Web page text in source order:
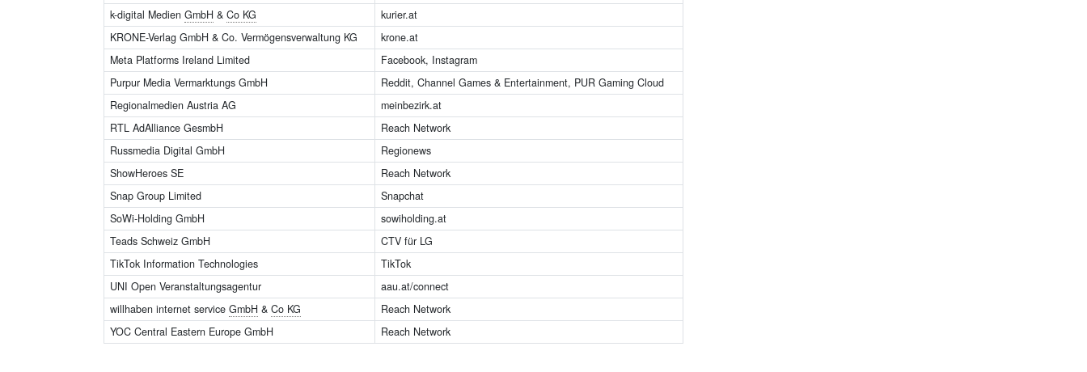
k-digital Medien GmbH & Co KG
kurier.at
KRONE-Verlag GmbH & Co. Vermögensverwaltung KG
krone.at
Meta Platforms Ireland Limited
Facebook, Instagram
Purpur Media Vermarktungs GmbH
Reddit, Channel Games & Entertainment, PUR Gaming Cloud
Regionalmedien Austria AG
meinbezirk.at
RTL AdAlliance GesmbH
Reach Network
Russmedia Digital GmbH
Regionews
ShowHeroes SE
Reach Network
Snap Group Limited
Snapchat
SoWi-Holding GmbH
sowiholding.at
Teads Schweiz GmbH
CTV für LG
TikTok Information Technologies
TikTok
UNI Open Veranstaltungsagentur
aau.at/connect
willhaben internet service GmbH & Co KG
Reach Network
YOC Central Eastern Europe GmbH
Reach Network